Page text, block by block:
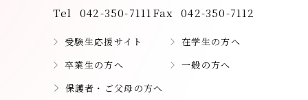
Tel
042-350-7111Fax 042-350-7112
受験生応援サイト
在学生の方へ
卒業生の方へ
一般の方へ
保護者・ご父母の方へ